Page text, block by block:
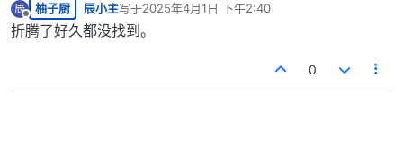
辰
离线
柚子厨 辰小主写于2025年4月1日 下午2:40
最后由 编辑
折腾了好久都没找到。
0